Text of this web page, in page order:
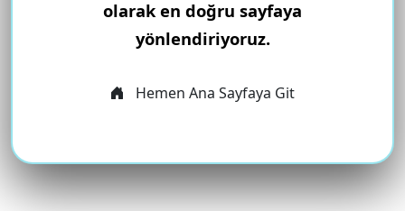
olarak en doğru sayfaya
yönlendiriyoruz.
Hemen Ana Sayfaya Git